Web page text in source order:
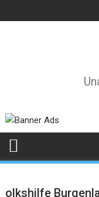
to
olkshilfe